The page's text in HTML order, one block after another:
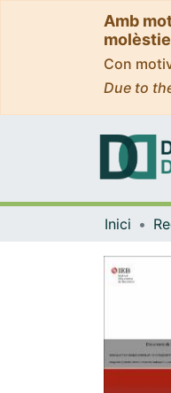
Amb
Con
Due to
Inici